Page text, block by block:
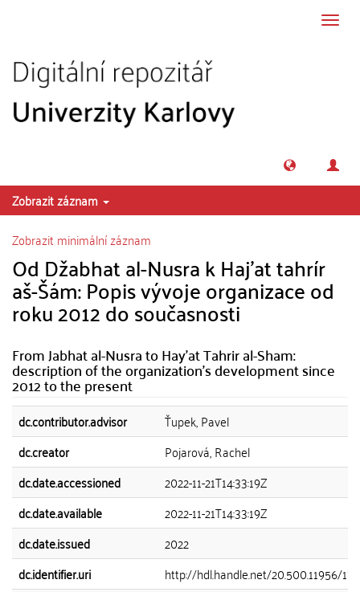
Zobrazit záznam
Zobrazit minimální záznam
Od Džabhat al-Nusra k Haj'at tahrír
aš-Šám: Popis vývoje organizace od
roku 2012 do současnosti
From Jabhat al-Nusra to Hay'at Tahrir al-Sham:
description of the organization's development since
2012 to the present
dc.contributor.advisor
Ťupek, Pavel
dc.creator
Pojarová, Rachel
dc.date.accessioned
2022-11-21T14:33:19Z
dc.date.available
2022-11-21T14:33:19Z
dc.date.issued
2022
dc.identifier.uri
http://hdl.handle.net/20.500.11956/